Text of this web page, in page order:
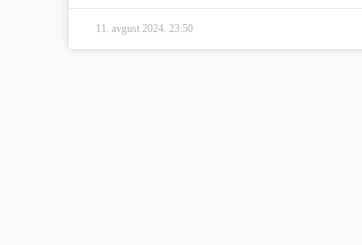
11. avgust 2024. 23:50